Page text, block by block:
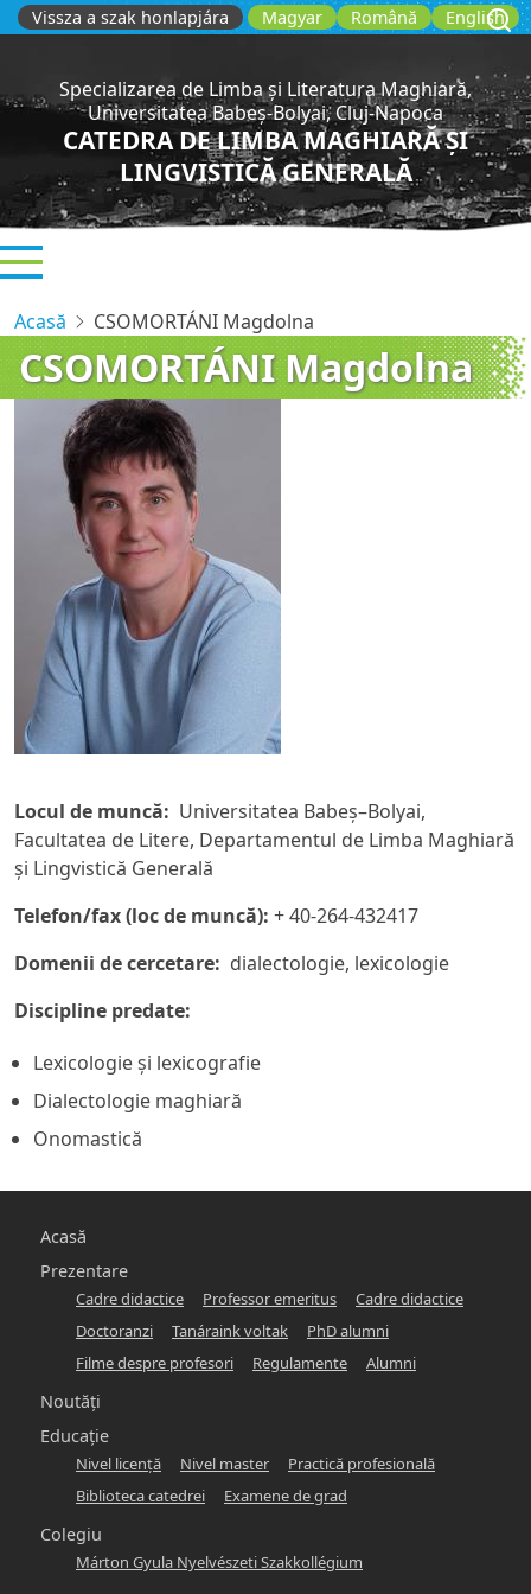
Sari
la
principal
Magyar Română English
Vissza a szak honlapjára
Specializarea de Limba și Literatura Maghiară,
Universitatea Babeș-Bolyai, Cluj-Napoca
CATEDRA DE LIMBA MAGHIARĂ ȘI
LINGVISTICĂ GENERALĂ
Acasă CSOMORTÁNI Magdolna
CSOMORTÁNI Magdolna
Locul de muncă: Universitatea Babeş–Bolyai,
Facultatea de Litere, Departamentul de Limba Maghiară
şi Lingvistică Generală
Telefon/fax (loc de muncă): + 40-264-432417
Domenii de cercetare: dialectologie, lexicologie
Discipline predate:
Lexicologie și lexicografie
Dialectologie maghiară
Onomastică
Main
navigation
hunlang
Acasă
Prezentare
Cadre didactice Professor emeritus
Cadre didactice
Doctoranzi
Tanáraink voltak
PhD alumni
Filme despre profesori
Regulamente Alumni
Noutăți
Educație
Nivel licență Nivel master
Practică profesională
Biblioteca catedrei
Examene de grad
Colegiu
Márton Gyula Nyelvészeti Szakkollégium